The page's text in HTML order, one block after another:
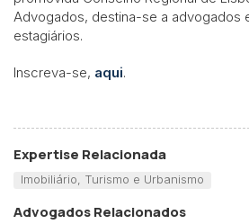
Advogados, destina-se a advogados
estagiários.
Inscreva-se, aqui.
Expertise Relacionada
Imobiliário, Turismo e Urbanismo
Advogados Relacionados